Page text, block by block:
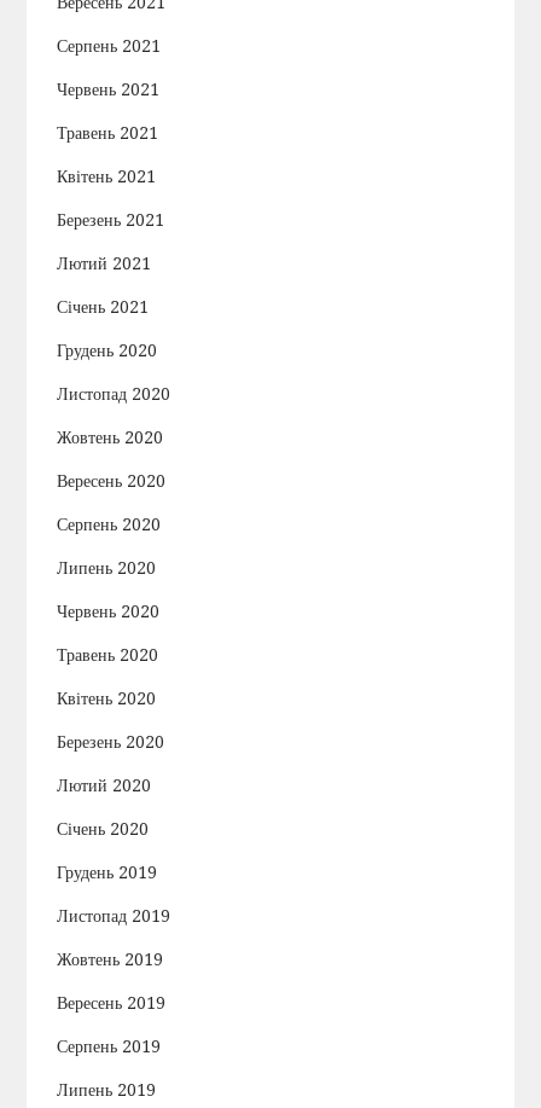
Серпень 2021
Червень 2021
Травень 2021
Квітень 2021
Березень 2021
Лютий 2021
Січень 2021
Грудень 2020
Листопад 2020
Жовтень 2020
Вересень 2020
Серпень 2020
Липень 2020
Червень 2020
Травень 2020
Квітень 2020
Березень 2020
Лютий 2020
Січень 2020
Грудень 2019
Листопад 2019
Жовтень 2019
Вересень 2019
Серпень 2019
Липень 2019